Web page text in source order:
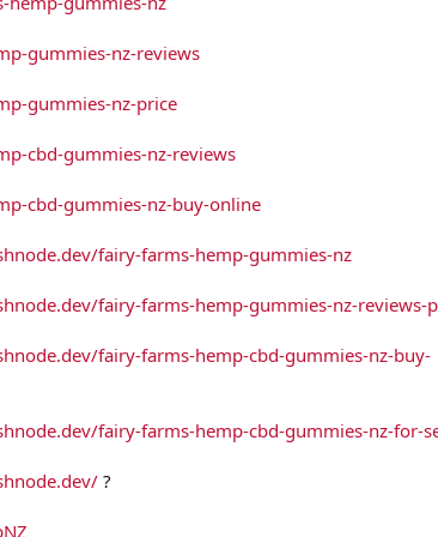
gummies-nz-reviews
gummies-nz-price
cbd-gummies-nz-reviews
cbd-gummies-nz-buy-online
fairy-farms-hemp-gummies-nz
fairy-farms-hemp-gummies-nz-reviews-
fairy-farms-hemp-cbd-gummies-nz-buy-
fairy-farms-hemp-cbd-gummies-nz-for-
?